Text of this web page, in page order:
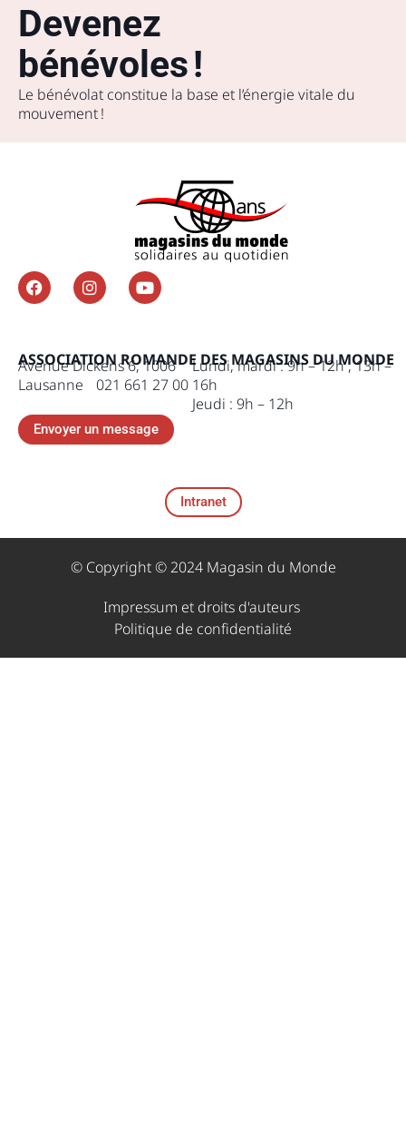
Devenez
bénévoles !
Le bénévolat constitue la base et l’énergie vitale du
mouvement !
ASSOCIATION ROMANDE DES MAGASINS DU MONDE
Avenue Dickens 6, 1006
Lausanne 021 661 27 00
Lundi, mardi : 9h – 12h , 13h –
16h
Jeudi : 9h – 12h
Envoyer un message
Intranet
© Copyright © 2024 Magasin du Monde
Impressum et droits d'auteurs ​
Politique de confidentialité​